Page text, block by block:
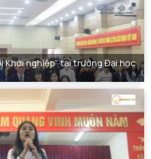
Khởi nghiệp” tại trường Đại học